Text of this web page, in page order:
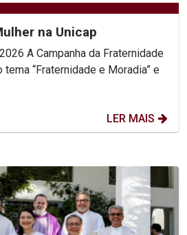
na Unicap
tema “Fraternidade e Moradia” e
LER MAIS